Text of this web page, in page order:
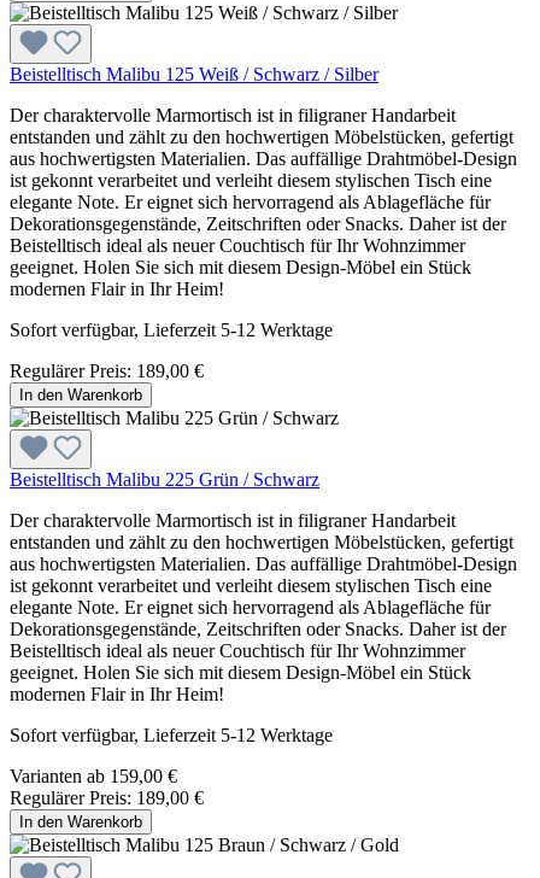
Beistelltisch Malibu 125 Weiß / Schwarz / Silber
Der charaktervolle Marmortisch ist in filigraner Handarbeit
entstanden und zählt zu den hochwertigen Möbelstücken, gefertigt
aus hochwertigsten Materialien. Das auffällige Drahtmöbel-Design
ist gekonnt verarbeitet und verleiht diesem stylischen Tisch eine
elegante Note. Er eignet sich hervorragend als Ablagefläche für
Dekorationsgegenstände, Zeitschriften oder Snacks. Daher ist der
Beistelltisch ideal als neuer Couchtisch für Ihr Wohnzimmer
geeignet. Holen Sie sich mit diesem Design-Möbel ein Stück
modernen Flair in Ihr Heim!
Sofort verfügbar, Lieferzeit 5-12 Werktage
Regulärer Preis: 189,00 €
In den Warenkorb
Beistelltisch Malibu 225 Grün / Schwarz
Der charaktervolle Marmortisch ist in filigraner Handarbeit
entstanden und zählt zu den hochwertigen Möbelstücken, gefertigt
aus hochwertigsten Materialien. Das auffällige Drahtmöbel-Design
ist gekonnt verarbeitet und verleiht diesem stylischen Tisch eine
elegante Note. Er eignet sich hervorragend als Ablagefläche für
Dekorationsgegenstände, Zeitschriften oder Snacks. Daher ist der
Beistelltisch ideal als neuer Couchtisch für Ihr Wohnzimmer
geeignet. Holen Sie sich mit diesem Design-Möbel ein Stück
modernen Flair in Ihr Heim!
Sofort verfügbar, Lieferzeit 5-12 Werktage
Varianten ab 159,00 €
Regulärer Preis: 189,00 €
In den Warenkorb